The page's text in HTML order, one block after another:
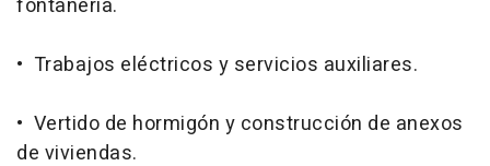
fontanería.
• Trabajos eléctricos y servicios auxiliares.
• Vertido de hormigón y construcción de anexos
de viviendas.